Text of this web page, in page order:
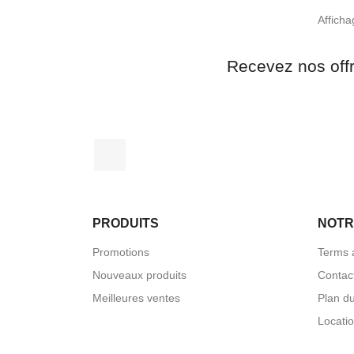
Recevez nos
PRODUITS
Promotions
Nouveaux produits
Meilleures ventes
Terms
Plan